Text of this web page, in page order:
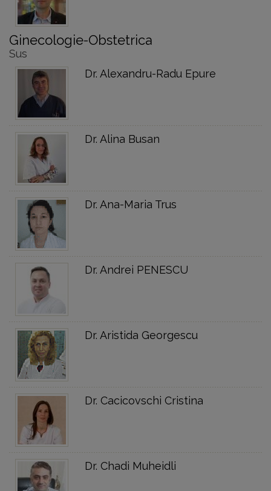
Ginecologie-Obstetrica
Sus
Dr. Alexandru-Radu Epure
Dr. Alina Busan
Dr. Ana-Maria Trus
Dr. Andrei PENESCU
Dr. Aristida Georgescu
Dr. Cacicovschi Cristina
Dr. Chadi Muheidli